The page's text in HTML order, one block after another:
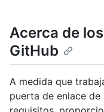
Acerca de
GitHub
A medida que
puerta de enlace